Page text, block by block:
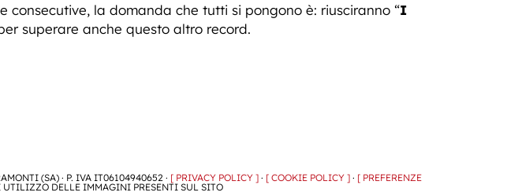
la domanda che tutti si pongono è: riusciranno “I
superare anche questo altro record.
(SA) · P. IVA IT06104940652 · [ PRIVACY POLICY ] · [ COOKIE POLICY ] · [ PREFERENZE
DELLE IMMAGINI PRESENTI SUL SITO